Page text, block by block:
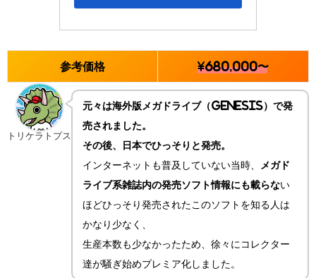
参考価格 ¥680,000〜
トリケラトプス
元々は海外版メガドライブ（GENESIS）で発
売されました。
その後、日本でひっそりと発売。
インターネットも普及していない当時、
メガド
ライブ系雑誌内の発売ソフト情報にも載らない
ほどひっそり発売されたこのソフトを知る人は
かなり少なく、
生産本数も少なかったため、徐々にコレクター
達が騒ぎ始めプレミア化しました。